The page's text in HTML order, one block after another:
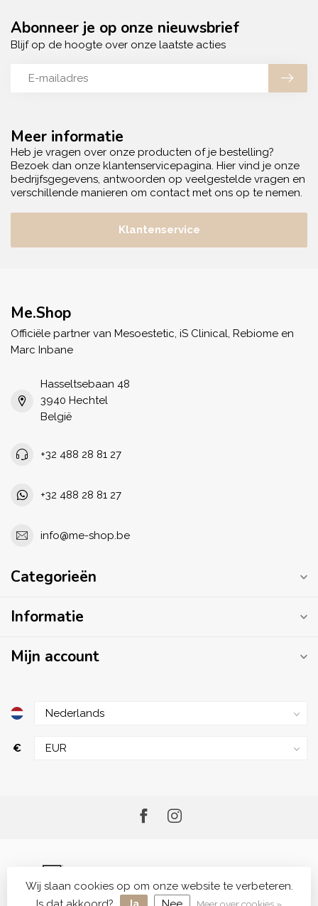
Meer informatie
Heb je vragen over onze producten of je bestelling?
Bezoek dan onze klantenservicepagina. Hier vind je onze
bedrijfsgegevens, antwoorden op veelgestelde vragen en
verschillende manieren om contact met ons op te nemen.
Klantenservice
Abonneer je op onze nieuwsbrief
Blijf op de hoogte over onze laatste acties
Me.Shop
Officiële partner van Mesoestetic, iS Clinical, Rebiome en
Marc Inbane
Hasseltsebaan 48
3940 Hechtel
België
+32 488 28 81 27
+32 488 28 81 27
info@me-shop.be
Categorieën
Informatie
Mijn account
€
© Copyright 2026 Me.Shop - Your Skincare Shop
Wij slaan cookies op om onze website te verbeteren.